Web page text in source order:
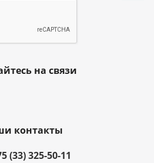
на связи
контакты
(33) 325-50-11